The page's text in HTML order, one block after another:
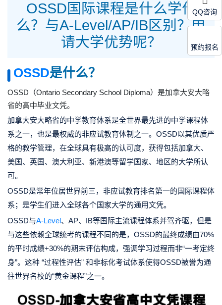
OSSD国际课程是什么学什
么？与A-Level/AP/IB区别？申
请大学优势呢？
OSSD是什么？
OSSD（Ontario Secondary School Diploma）是加拿大安大略
省的高中毕业文凭。
加拿大安大略省的中学教育体系是全世界最先进的中学课程体
系之一，也是最权威的非应试教育体制之一。OSSD以其优质严
格的教学管理，在全球具有极高的认可度，获得包括加拿大、
美国、英国、澳大利亚、新港澳等留学国家、地区的大学所认
可。
OSSD是常年位居世界前三，非应试教育排名第一的国际课程体
系；是学生们进入全球各个国家大学的通用文凭。
OSSD与A-Level、AP、IB等国际主流课程体系并驾齐驱，但是
与这些依赖全球统考的课程不同的是，OSSD的最终成绩由70%
的平时成绩+30%的期末评估构成，强调学习过程而非“一考定终
身”。这种 “过程性评估” 和非标化考试体系使得OSSD被誉为通
往世界名校的“黄金课程”之一。
QQ咨询
预约报名